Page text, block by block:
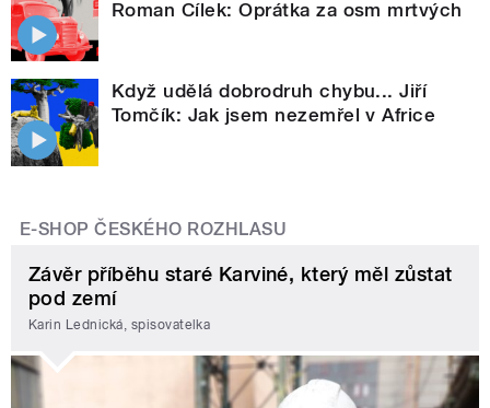
Roman Cílek: Oprátka za osm mrtvých
Když udělá dobrodruh chybu... Jiří
Tomčík: Jak jsem nezemřel v Africe
E-SHOP ČESKÉHO ROZHLASU
Závěr příběhu staré Karviné, který měl zůstat
pod zemí
Karin Lednická, spisovatelka